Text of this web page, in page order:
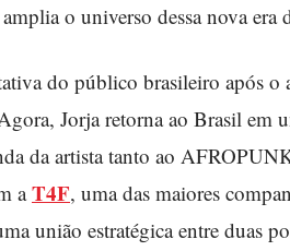
o universo dessa nova era
do público brasileiro após
Jorja retorna ao Brasil em
da artista tanto ao
aT4F, uma das maiores
união estratégica entre duas